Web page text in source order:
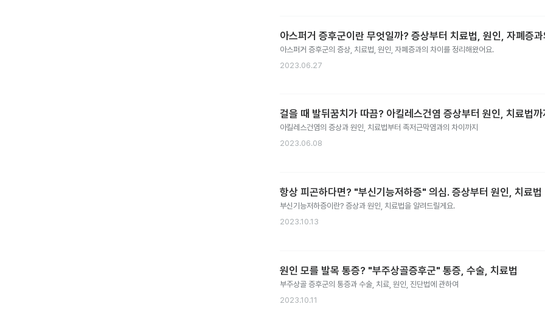
아스퍼거 증후군이란 무엇일까? 증상부터 치료법, 원인, 자폐증과
아스퍼거 증후군의 증상, 치료법, 원인, 자폐증과의 차이를 정리해왔어요.
2023.06.27
걸을 때 발뒤꿈치가 따끔? 아킬레스건염 증상부터 원인, 치료법까
아킬레스건염의 증상과 원인, 치료법부터 족저근막염과의 차이까지
2023.06.08
항상 피곤하다면? "부신기능저하증" 의심. 증상부터 원인, 치료법
부신기능저하증이란? 증상과 원인, 치료법을 알려드릴게요.
2023.10.13
원인 모를 발목 통증? "부주상골증후군" 통증, 수술, 치료법
부주상골 증후군의 통증과 수술, 치료, 원인, 진단법에 관하여
2023.10.11